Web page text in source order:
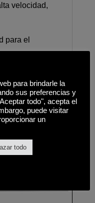
velocidad,
para el
para brindarle la
sus preferencias y
todo", acepta el
puede visitar
un
todo